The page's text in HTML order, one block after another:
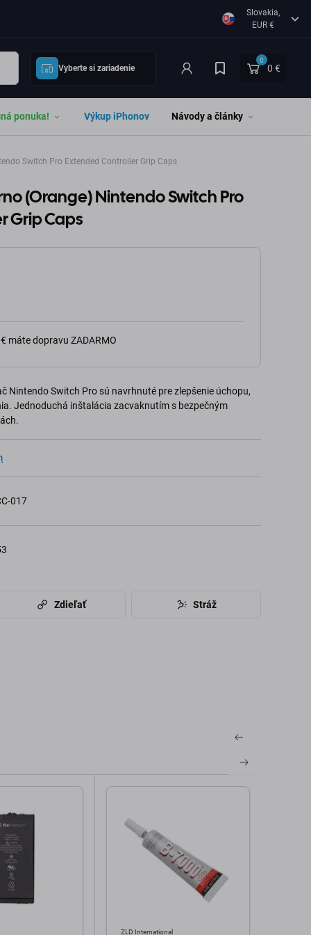
Slovakia,
EUR €
Vyberte si zariadenie
0
0 €
ponuka! Výkup iPhonov Návody a články
Switch Pro Extended Controller Grip Caps
(Orange) Nintendo Switch Pro
Grip Caps
máte dopravu ZADARMO
Nintendo Switch Pro sú navrhnuté pre zlepšenie úchopu,
Jednoduchá inštalácia zacvaknutím s bezpečným
017
Zdieľať Stráž
ZLD International